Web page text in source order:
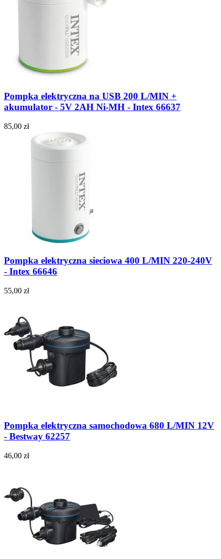
Pompka elektryczna na USB 200 L/MIN +
akumulator - 5V 2AH Ni-MH - Intex 66637
85,00 zł
Pompka elektryczna sieciowa 400 L/MIN 220-240V
- Intex 66646
55,00 zł
Pompka elektryczna samochodowa 680 L/MIN 12V
- Bestway 62257
46,00 zł